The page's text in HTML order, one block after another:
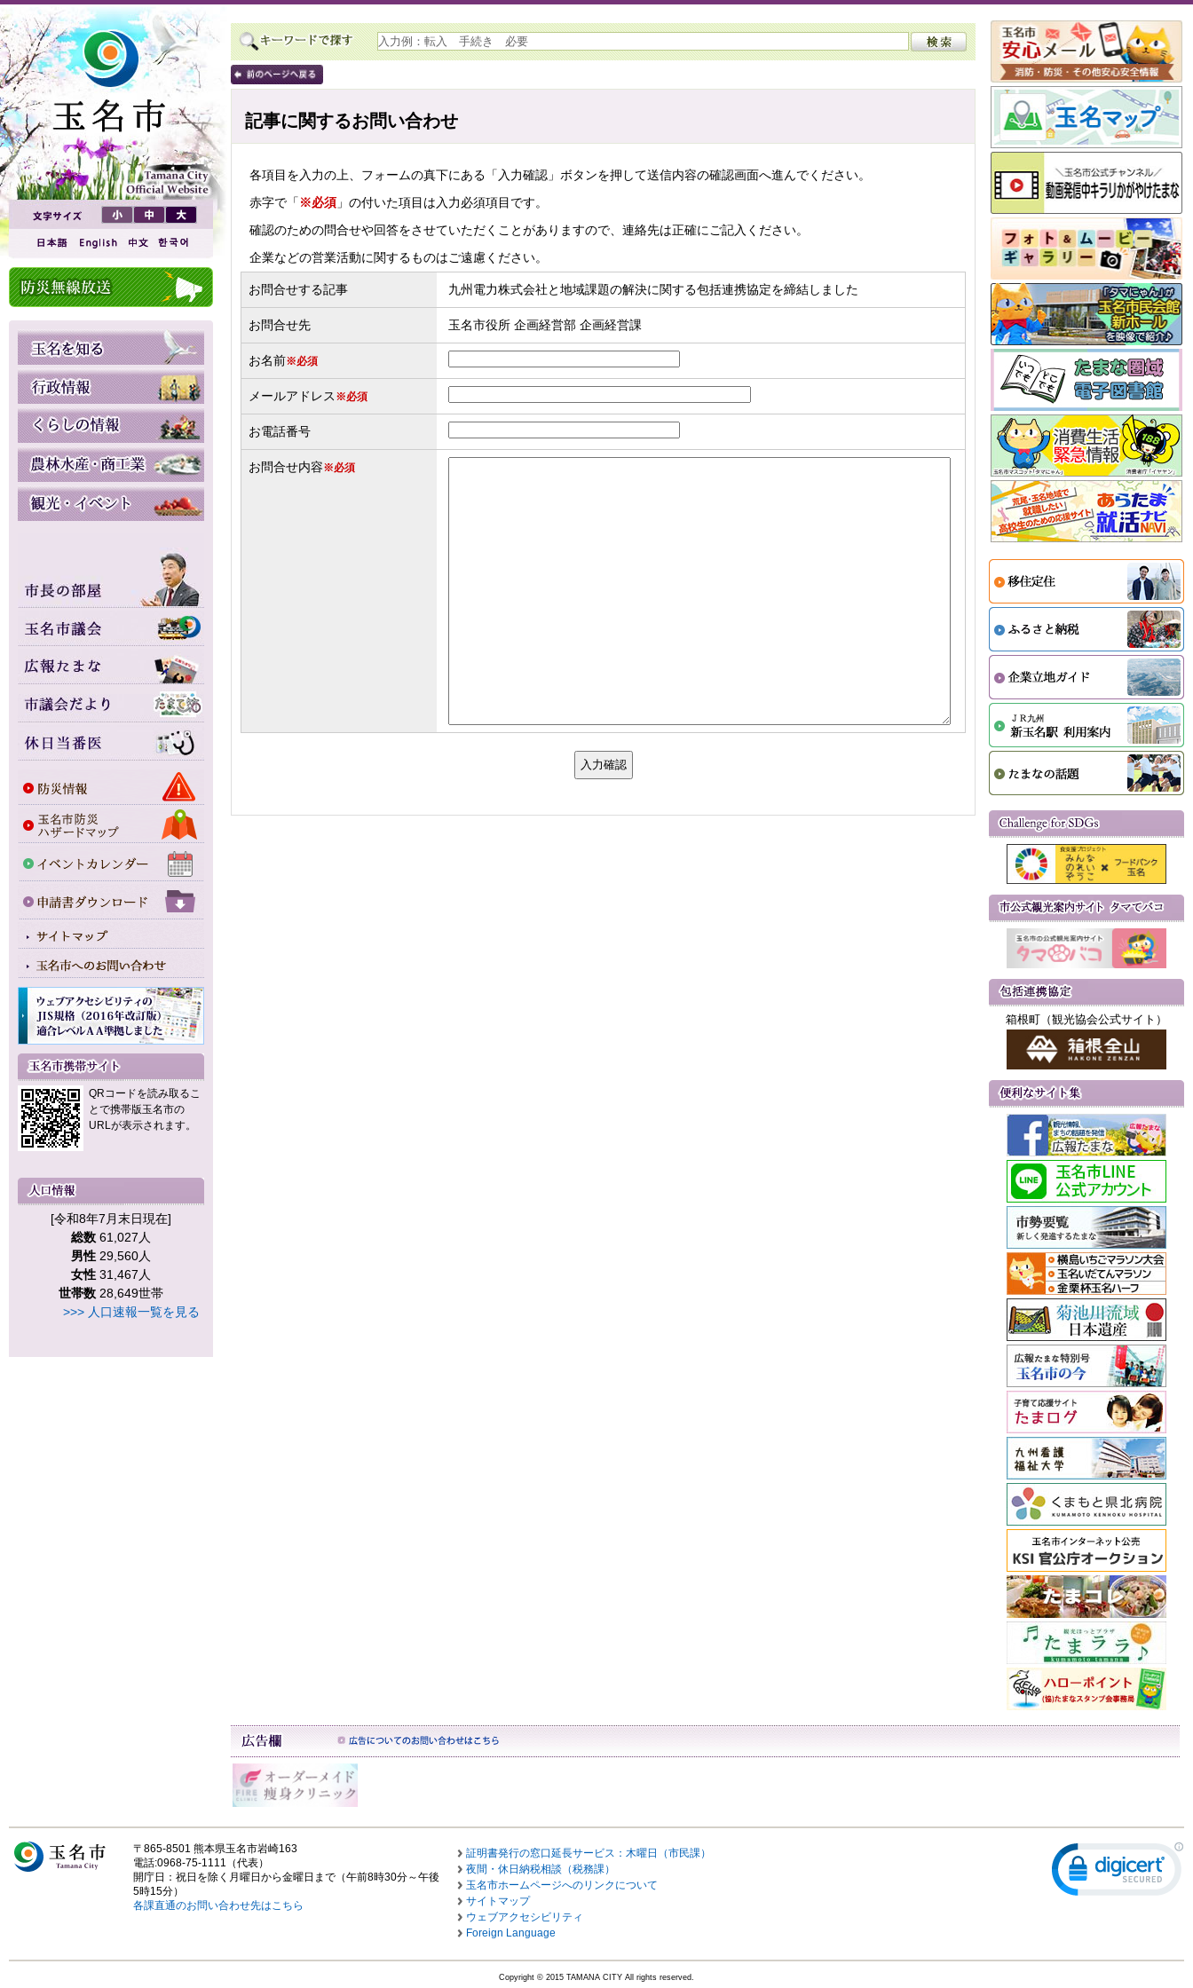
QRコードを読み取るこ
とで携帯版玉名市の
URLが表示されます。
[令和8年7月末日現在]
総数 61,027人
男性 29,560人
女性 31,467人
世帯数 28,649世帯
>>> 人口速報一覧を見る
記事に関するお問い合わせ
各項目を入力の上、フォームの真下にある「入力確認」ボタンを押して送信内容の確認画面へ進んでください。
赤字で「 ※必須 」の付いた項目は入力必須項目です。
確認のための問合せや回答をさせていただくことがありますので、連絡先は正確にご記入ください。
企業などの営業活動に関するものはご遠慮ください。
お問合せする記事 九州電力株式会社と地域課題の解決に関する包括連携協定を締結しました
お問合せ先 玉名市役所 企画経営部 企画経営課
お名前※必須
メールアドレス ※必須
お電話番号
お問合せ内容※必須
箱根町（観光協会公式サイト）
〒865-8501 熊本県玉名市岩崎163
電話:0968-75-1111（代表）
開庁日：祝日を除く月曜日から金曜日まで（午前8時30分～午後
5時15分）
各課直通のお問い合わせ先はこちら
証明書発行の窓口延長サービス：木曜日（市民課）
夜間・休日納税相談（税務課）
玉名市ホームページへのリンクについて
サイトマップ
ウェブアクセシビリティ
Foreign Language
Copyright © 2015 TAMANA CITY All rights reserved.